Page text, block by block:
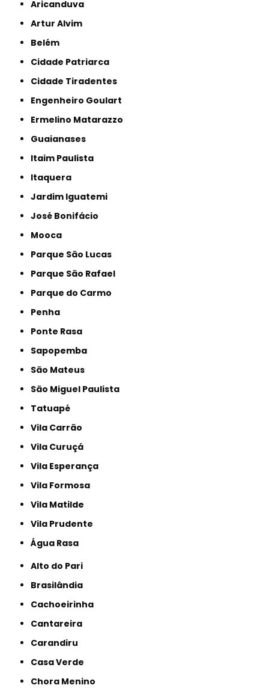
Aricanduva
Artur Alvim
Belém
Cidade Patriarca
Cidade Tiradentes
Engenheiro Goulart
Ermelino Matarazzo
Guaianases
Itaim Paulista
Itaquera
Jardim Iguatemi
José Bonifácio
Mooca
Parque São Lucas
Parque São Rafael
Parque do Carmo
Penha
Ponte Rasa
Sapopemba
São Mateus
São Miguel Paulista
Tatuapé
Vila Carrão
Vila Curuçá
Vila Esperança
Vila Formosa
Vila Matilde
Vila Prudente
Água Rasa
Alto do Pari
Brasilândia
Cachoeirinha
Cantareira
Carandiru
Casa Verde
Chora Menino